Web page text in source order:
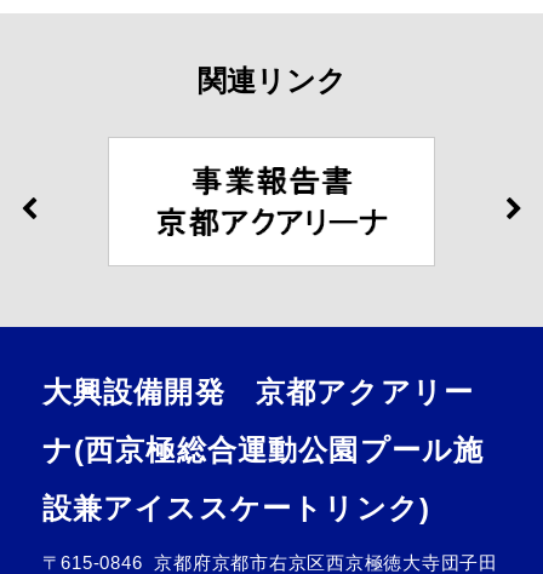
関連リンク
大興設備開発 京都アクアリー
ナ(西京極総合運動公園プール施
設兼アイススケートリンク)
〒615-0846
京都府京都市右京区西京極徳大寺団子田